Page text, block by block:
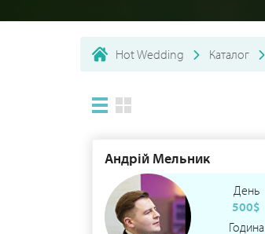
Hot Wedding Каталог
Андрій Мельник
День
500$
Година